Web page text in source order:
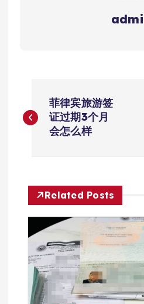
章
航
菲律宾旅游签
证过期3个月
会怎么样
Related Posts